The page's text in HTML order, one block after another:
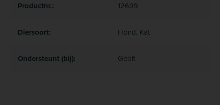
Productnr.: 12699
Diersoort: Hond, Kat
Ondersteunt (bij): Gebit